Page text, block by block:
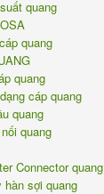
quang
quang
quang
cáp quang
quang
quang
Connector quang
sợi quang